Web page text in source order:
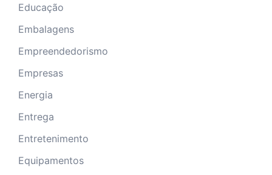
Educação
Embalagens
Empreendedorismo
Empresas
Energia
Entrega
Entretenimento
Equipamentos